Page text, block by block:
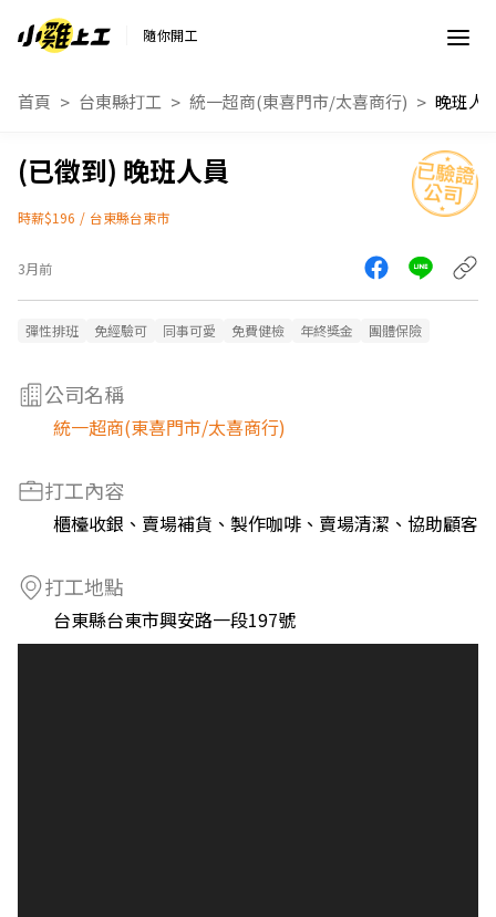
隨你開工
首頁 台東縣打工 統一超商(東喜門市/太喜商行) 晚班人
晚班人員
時薪$196 / 台東縣台東市
3月前
彈性排班 免經驗可 同事可愛 免費健檢 年終獎金 團體保險
公司名稱
統一超商(東喜門市/太喜商行)
打工內容
櫃檯收銀、賣場補貨、製作咖啡、賣場清潔、協助顧客
打工地點
台東縣台東市興安路一段197號